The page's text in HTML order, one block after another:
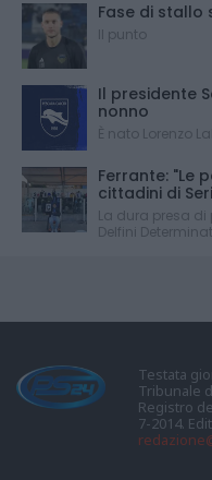
Fase di stallo
Il punto
Il presidente
nonno
È nato Lorenzo
Ferrante: "Le
cittadini di
La dura presa di
Delfini
Testata
Tribunale
Registro
7-2014.